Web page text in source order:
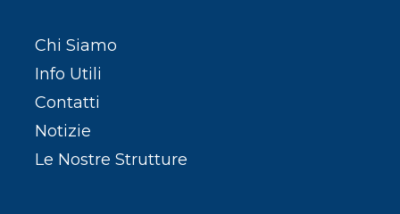
Chi Siamo
Info Utili
Contatti
Notizie
Le Nostre Strutture